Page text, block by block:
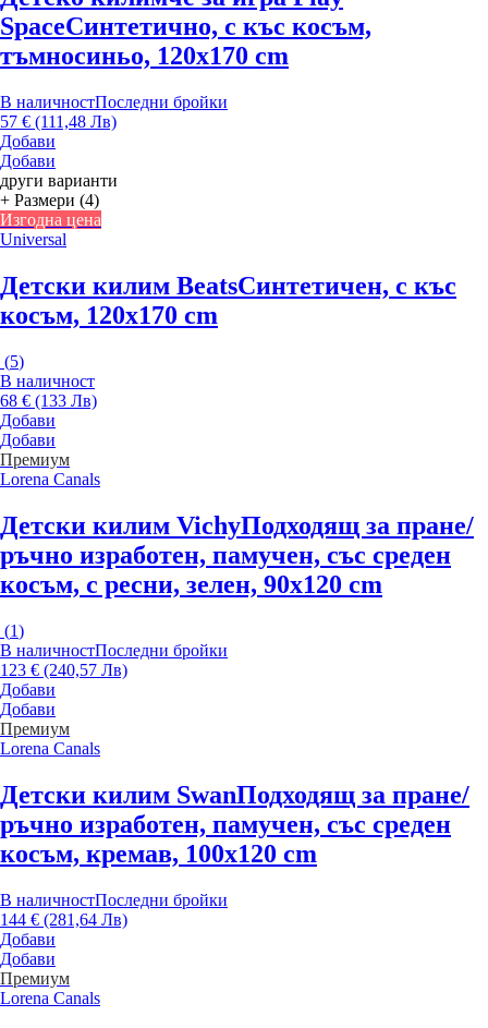
SpaceСинтетично, с къс косъм,
тъмносиньо, 120x170 cm
В наличностПоследни бройки
57 € (111,48 Лв)
Добави
Добави
други варианти
+ Размери (4)
Изгодна цена
Universal
Детски килим BeatsСинтетичен, с къс
косъм, 120x170 cm
(5)
В наличност
68 € (133 Лв)
Добави
Добави
Премиум
Lorena Canals
Детски килим VichyПодходящ за пране/
ръчно изработен, памучен, със среден
косъм, с ресни, зелен, 90x120 cm
(1)
В наличностПоследни бройки
123 € (240,57 Лв)
Добави
Добави
Премиум
Lorena Canals
Детски килим SwanПодходящ за пране/
ръчно изработен, памучен, със среден
косъм, кремав, 100x120 cm
В наличностПоследни бройки
144 € (281,64 Лв)
Добави
Добави
Премиум
Lorena Canals